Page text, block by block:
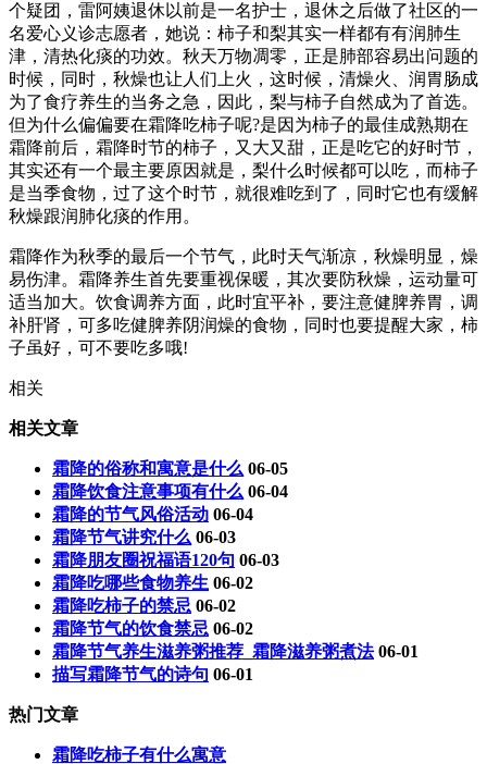
个疑团，雷阿姨退休以前是一名护士，退休之后做了社区的一
名爱心义诊志愿者，她说：柿子和梨其实一样都有有润肺生
津，清热化痰的功效。秋天万物凋零，正是肺部容易出问题的
时候，同时，秋燥也让人们上火，这时候，清燥火、润胃肠成
为了食疗养生的当务之急，因此，梨与柿子自然成为了首选。
但为什么偏偏要在霜降吃柿子呢?是因为柿子的最佳成熟期在
霜降前后，霜降时节的柿子，又大又甜，正是吃它的好时节，
其实还有一个最主要原因就是，梨什么时候都可以吃，而柿子
是当季食物，过了这个时节，就很难吃到了，同时它也有缓解
秋燥跟润肺化痰的作用。
霜降作为秋季的最后一个节气，此时天气渐凉，秋燥明显，燥
易伤津。霜降养生首先要重视保暖，其次要防秋燥，运动量可
适当加大。饮食调养方面，此时宜平补，要注意健脾养胃，调
补肝肾，可多吃健脾养阴润燥的食物，同时也要提醒大家，柿
子虽好，可不要吃多哦!
相关
相关文章
霜降的俗称和寓意是什么 06-05
霜降饮食注意事项有什么 06-04
霜降的节气风俗活动 06-04
霜降节气讲究什么 06-03
霜降朋友圈祝福语120句 06-03
霜降吃哪些食物养生 06-02
霜降吃柿子的禁忌 06-02
霜降节气的饮食禁忌 06-02
霜降节气养生滋养粥推荐_霜降滋养粥煮法 06-01
描写霜降节气的诗句 06-01
热门文章
霜降吃柿子有什么寓意